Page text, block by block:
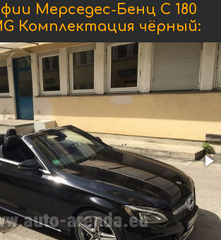
Мерседес-Бенц C 180
Комплектация чёрный: